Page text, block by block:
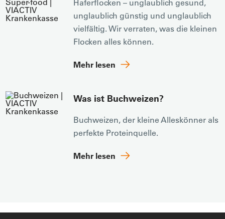
Haferflocken – unglaublich gesund,
unglaublich günstig und unglaublich
vielfältig. Wir verraten, was die kleinen
Flocken alles können.
Mehr lesen
Was ist Buchweizen?
Buchweizen, der kleine Alleskönner als
perfekte Proteinquelle.
Mehr lesen